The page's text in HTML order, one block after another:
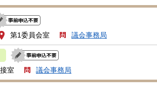
第1委員会室 議会事務局
室 議会事務局